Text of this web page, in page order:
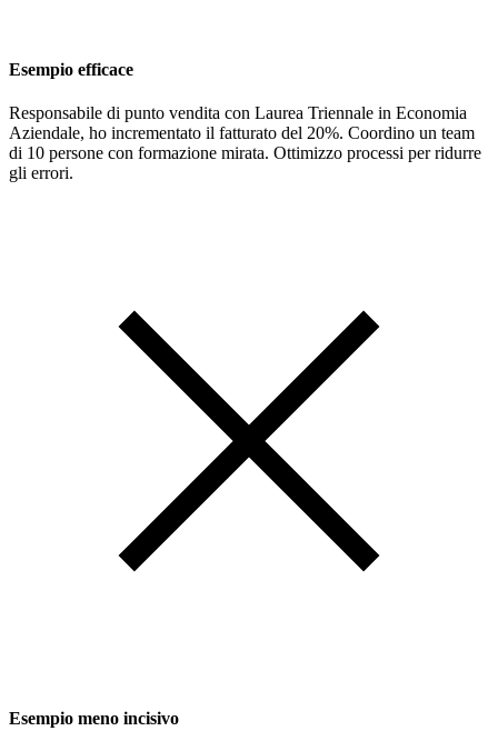
Esempio efficace
Responsabile di punto vendita con Laurea Triennale in Economia
Aziendale, ho incrementato il fatturato del 20%. Coordino un team
di 10 persone con formazione mirata. Ottimizzo processi per ridurre
gli errori.
Esempio meno incisivo